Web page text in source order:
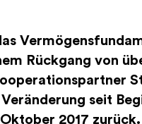
Rückgang von
seit
2017 zurück.